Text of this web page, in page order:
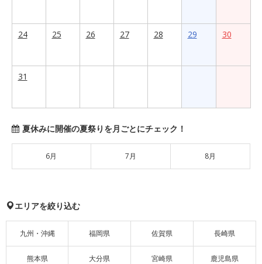
24 25 26 27 28 29 30
31
夏休みに開催の夏祭りを月ごとにチェック！
6月 7月 8月
エリアを絞り込む
九州・沖縄 福岡県 佐賀県 長崎県
熊本県 大分県 宮崎県 鹿児島県